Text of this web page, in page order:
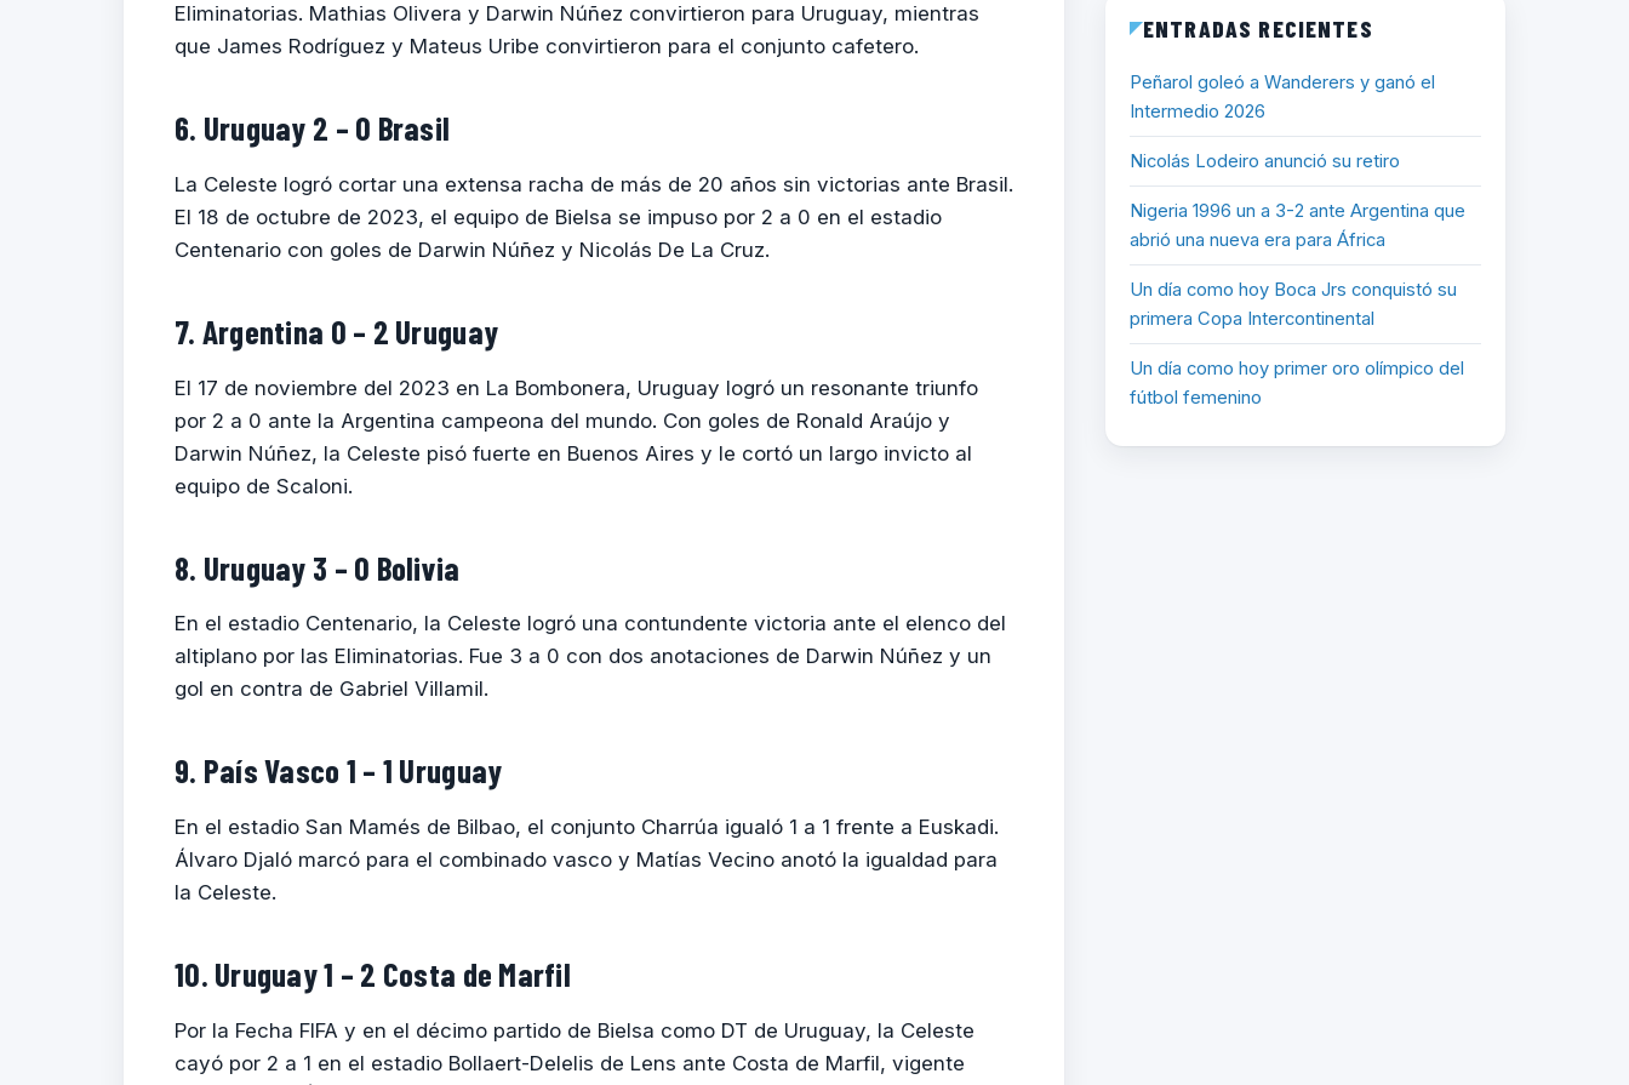
Eliminatorias. Mathias Olivera y Darwin Núñez convirtieron para Uruguay, mientras
que James Rodríguez y Mateus Uribe convirtieron para el conjunto cafetero.
6. Uruguay 2 – 0 Brasil
La Celeste logró cortar una extensa racha de más de 20 años sin victorias ante Brasil.
El 18 de octubre de 2023, el equipo de Bielsa se impuso por 2 a 0 en el estadio
Centenario con goles de Darwin Núñez y Nicolás De La Cruz.
7. Argentina 0 – 2 Uruguay
El 17 de noviembre del 2023 en La Bombonera, Uruguay logró un resonante triunfo
por 2 a 0 ante la Argentina campeona del mundo. Con goles de Ronald Araújo y
Darwin Núñez, la Celeste pisó fuerte en Buenos Aires y le cortó un largo invicto al
equipo de Scaloni.
8. Uruguay 3 – 0 Bolivia
En el estadio Centenario, la Celeste logró una contundente victoria ante el elenco del
altiplano por las Eliminatorias. Fue 3 a 0 con dos anotaciones de Darwin Núñez y un
gol en contra de Gabriel Villamil.
9. País Vasco 1 – 1 Uruguay
En el estadio San Mamés de Bilbao, el conjunto Charrúa igualó 1 a 1 frente a Euskadi.
Álvaro Djaló marcó para el combinado vasco y Matías Vecino anotó la igualdad para
la Celeste.
10. Uruguay 1 – 2 Costa de Marfil
Por la Fecha FIFA y en el décimo partido de Bielsa como DT de Uruguay, la Celeste
cayó por 2 a 1 en el estadio Bollaert-Delelis de Lens ante Costa de Marfil, vigente
ENTRADAS RECIENTES
Peñarol goleó a Wanderers y ganó el
Intermedio 2026
Nicolás Lodeiro anunció su retiro
Nigeria 1996 un a 3-2 ante Argentina que
abrió una nueva era para África
Un día como hoy Boca Jrs conquistó su
primera Copa Intercontinental
Un día como hoy primer oro olímpico del
fútbol femenino